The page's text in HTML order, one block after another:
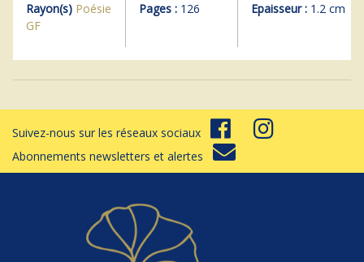
Rayon(s) Poésie
GF
Pages :126
Epaisseur : 1.2 cm
Suivez-nous sur les réseaux sociaux
Abonnements newsletters et alertes